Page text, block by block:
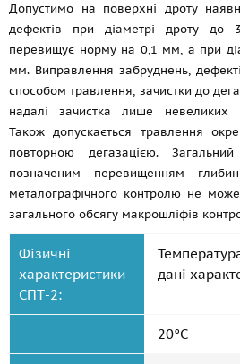
Допустимо на поверхні дроту
дефектів при діаметрі дроту
перевищує норму на 0,1 мм, а при
мм. Виправлення забруднень,
способом травлення, зачистки до
надалі зачистка лише невеликих
Також допускається травлення
повторною дегазацією.
позначеним перевищенням
металографічного контролю не
загального обсягу макрошліфів
Фізичні
характеристики
СПТ-2:
дані
20°С